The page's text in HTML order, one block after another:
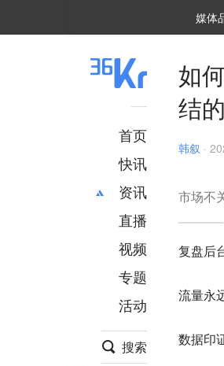
媒体
首页
快讯
资讯
推荐
财经
项目推荐
安徽
直播
视频
专题
活动
搜索
如
结
韩叙 ·
市场不
复盘后
流量永
数据印